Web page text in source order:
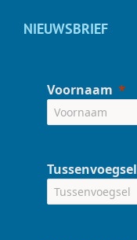
NIEUWSBRIEF
Voornaam
Tussenvoegsel